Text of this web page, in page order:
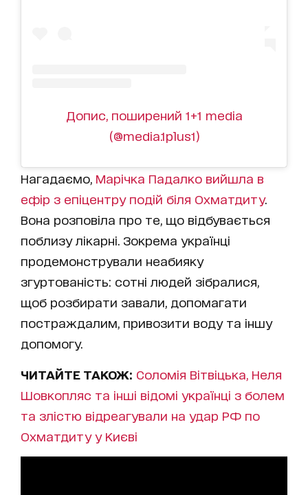
Допис, поширений 1+1 media
(@media.1plus1)
Нагадаємо, Марічка Падалко вийшла в
ефір з епіцентру подій біля Охматдиту.
Вона розповіла про те, що відбувається
поблизу лікарні. Зокрема українці
продемонстрували неабияку
згуртованість: сотні людей зібралися,
щоб розбирати завали, допомагати
постраждалим, привозити воду та іншу
допомогу.
ЧИТАЙТЕ ТАКОЖ: Соломія Вітвіцька, Неля
Шовкопляс та інші відомі українці з болем
та злістю відреагували на удар РФ по
Охматдиту у Києві